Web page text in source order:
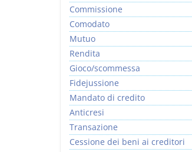
Commissione
Comodato
Mutuo
Rendita
Gioco/scommessa
Fidejussione
Mandato di credito
Anticresi
Transazione
Cessione dei beni ai creditori